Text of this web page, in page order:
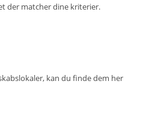
der matcher dine kriterier.
kan du finde dem her